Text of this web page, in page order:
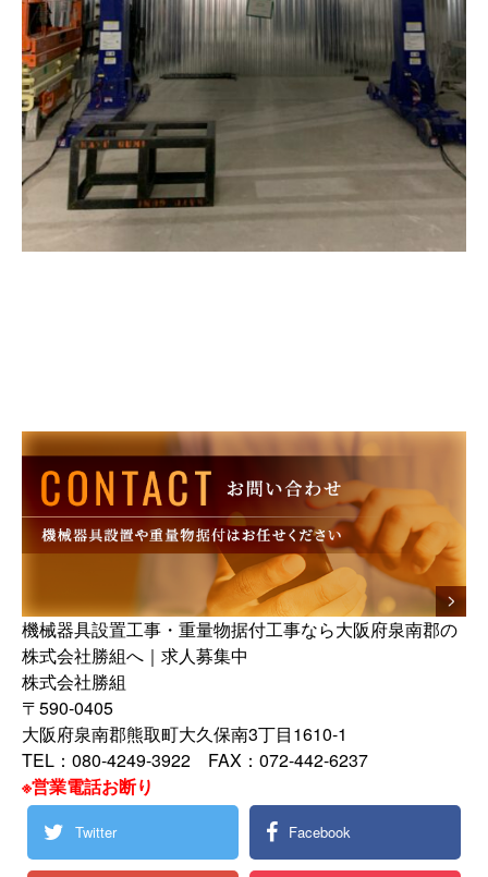
機械器具設置工事・重量物据付工事なら大阪府泉南郡の
株式会社勝組へ｜求人募集中
株式会社勝組
〒590-0405
大阪府泉南郡熊取町大久保南3丁目1610-1
TEL：080-4249-3922 FAX：072-442-6237
※営業電話お断り
Twitter Facebook